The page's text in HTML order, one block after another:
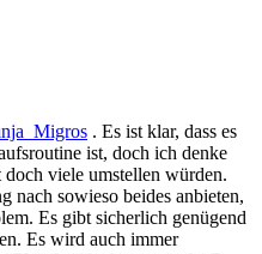
. Es ist klar, dass es
ist, doch ich denke
viele umstellen würden.
nach sowieso beides anbieten,
Es gibt sicherlich genügend
Es wird auch immer